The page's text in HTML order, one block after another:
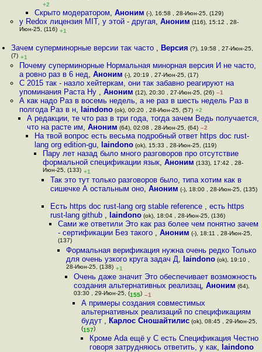
+2
Скрыто модератором,Аноним (-), 16:58 , 28-Июн-25, (129)
у Redox лицензия MIT, у этой - другая, Аноним (116), 15:12 , 28-
Июн-25, (116) +1
Зачем суперминорные версии так часто , Версия (?), 19:58 , 27-Июн-25,
(7) +1
Почему суперминорные Нормальная минорная версия И не часто,
а ровно раз в 6 нед, Аноним (-), 20:19 , 27-Июн-25, (17)
С 2015 так - назло хейтеркам, они так забавно реагируют на
упоминания Раста Ну , Аноним (12), 20:30 , 27-Июн-25, (26) –1
А как надо Раз в восемь недель, а не раз в шесть недель Раз в
полгода Раз в н, laindono(ok), 00:20 , 28-Июн-25, (57) +2
А редакции, те что раз в три года, тогда зачем Ведь получается,
что на расте им, Аноним (64), 02:08 , 28-Июн-25, (64) –2
На твой вопрос есть весьма подробный ответ https doc rust-
lang org edition-gu, laindono (ok), 15:33 , 28-Июн-25, (119)
Пару лет назад было много разговоров про отсутствие
формальной спецификации язык, Аноним (133), 17:42 , 28-
Июн-25, (133) +1
Так это тут только разговоров было, типа хотим как в
сишечке А остальным оно, Аноним (-), 18:00 , 28-Июн-25, (135)
Есть https doc rust-lang org stable reference , есть https
rust-lang github , laindono(ok), 18:04 , 28-Июн-25, (136)
Сами же ответили Это как раз более чем понятно зачем
- сертификации Без такого ,Аноним (-), 18:11 , 28-Июн-25,
(137)
Формальная верификация нужна очень редко Только
для очень узкого круга задач Д, laindono(ok), 19:10 ,
28-Июн-25, (138) +1
Очень даже значит Это обеспечивает возможность
создания альтернативных реализац, Аноним (64),
03:30 , 29-Июн-25, (155) –1
А примеры создания совместимых
альтернативных реализаций по спецификациям
будут , Карлос Сношайтилис (ok), 08:45 , 29-Июн-25,
(157)
Кроме Ada ещё у C есть Спецификация Честно
говоря затрудняюсь ответить, у как, laindono